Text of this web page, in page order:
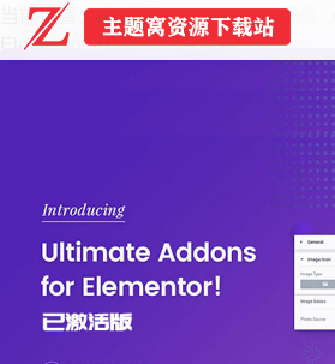
当前位置： 首页 wordpress插件
Elementor v1.33.1 已激活版